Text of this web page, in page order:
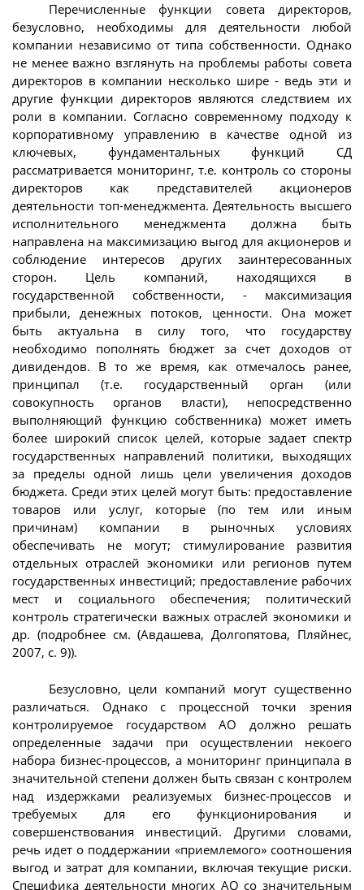
Перечисленные функции совета директоров,
безусловно, необходимы для деятельности любой
компании независимо от типа собственности. Однако
не менее важно взглянуть на проблемы работы совета
директоров в компании несколько шире - ведь эти и
другие функции директоров являются следствием их
роли в компании. Согласно современному подходу к
корпоративному управлению в качестве одной из
ключевых, фундаментальных функций СД
рассматривается мониторинг, т.е. контроль со стороны
директоров как представителей акционеров
деятельности топ-менеджмента. Деятельность высшего
исполнительного менеджмента должна быть
направлена на максимизацию выгод для акционеров и
соблюдение интересов других заинтересованных
сторон. Цель компаний, находящихся в
государственной собственности, - максимизация
прибыли, денежных потоков, ценности. Она может
быть актуальна в силу того, что государству
необходимо пополнять бюджет за счет доходов от
дивидендов. В то же время, как отмечалось ранее,
принципал (т.е. государственный орган (или
совокупность органов власти), непосредственно
выполняющий функцию собственника) может иметь
более широкий список целей, которые задает спектр
государственных направлений политики, выходящих
за пределы одной лишь цели увеличения доходов
бюджета. Среди этих целей могут быть: предоставление
товаров или услуг, которые (по тем или иным
причинам) компании в рыночных условиях
обеспечивать не могут; стимулирование развития
отдельных отраслей экономики или регионов путем
государственных инвестиций; предоставление рабочих
мест и социального обеспечения; политический
контроль стратегически важных отраслей экономики и
др. (подробнее см. (Авдашева, Долгопятова, Пляйнес,
2007, с. 9)).
Безусловно, цели компаний могут существенно
различаться. Однако с процессной точки зрения
контролируемое государством АО должно решать
определенные задачи при осуществлении некоего
набора бизнес-процессов, а мониторинг принципала в
значительной степени должен быть связан с контролем
над издержками реализуемых бизнес-процессов и
требуемых для его функционирования и
совершенствования инвестиций. Другими словами,
речь идет о поддержании «приемлемого» соотношения
выгод и затрат для компании, включая текущие риски.
Специфика деятельности многих АО со значительным